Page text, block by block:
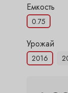
Емкость
0.75
Урожай
2016